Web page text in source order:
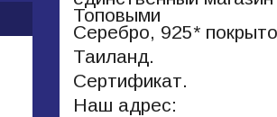
Топовыми
Серебро, 925*
Таиланд.
Сертификат.
Наш адрес: